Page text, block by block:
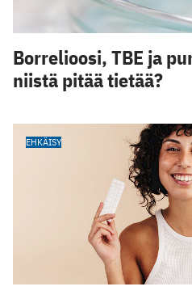
Borrelioosi, TBE ja
niistä pitää tietää?
EHKÄISY